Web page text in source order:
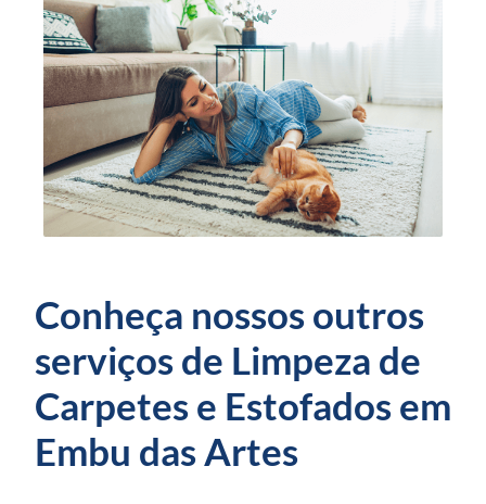
Conheça nossos outros
serviços de Limpeza de
Carpetes e Estofados em
Embu das Artes